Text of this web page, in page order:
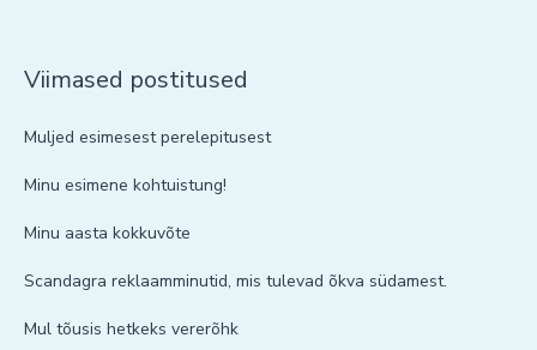
Viimased postitused
Muljed esimesest perelepitusest
Minu esimene kohtuistung!
Minu aasta kokkuvõte
Scandagra reklaamminutid, mis tulevad õkva südamest.
Mul tõusis hetkeks vererõhk